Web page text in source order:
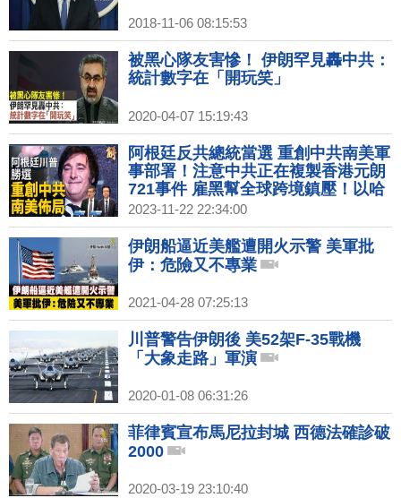
2018-11-06 08:15:53
被黑心隊友害慘！ 伊朗罕見轟中共：
統計數字在「開玩笑」
2020-04-07 15:19:43
阿根廷反共總統當選 重創中共南美軍
事部署！注意中共正在複製香港元朗
721事件 雇黑幫全球跨境鎮壓！以哈
就要停火？中共意圖在中東牽制美軍
無果！｜桑普｜吳明杰｜新聞大破解
【2023年11月22日】
2023-11-22 22:34:00
伊朗船逼近美艦遭開火示警 美軍批
伊：危險又不專業
2021-04-28 07:25:13
川普警告伊朗後 美52架F-35戰機
「大象走路」軍演
2020-01-08 06:31:26
菲律賓宣布馬尼拉封城 西德法確診破
2000
2020-03-19 23:10:40